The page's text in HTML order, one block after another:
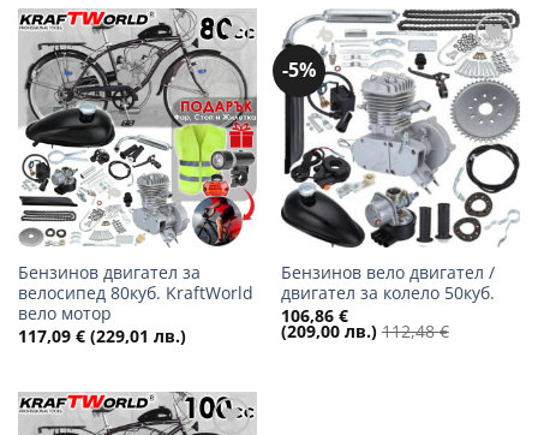
Добави
желани
Бензинов двигател за
велосипед 80куб. KraftWorld
вело мотор
117,09 € (229,01 лв.)
-5%
Добави
в
желани
Бензинов вело двигател /
двигател за колело 50куб.
106,86 €
(209,00 лв.) 112,48€